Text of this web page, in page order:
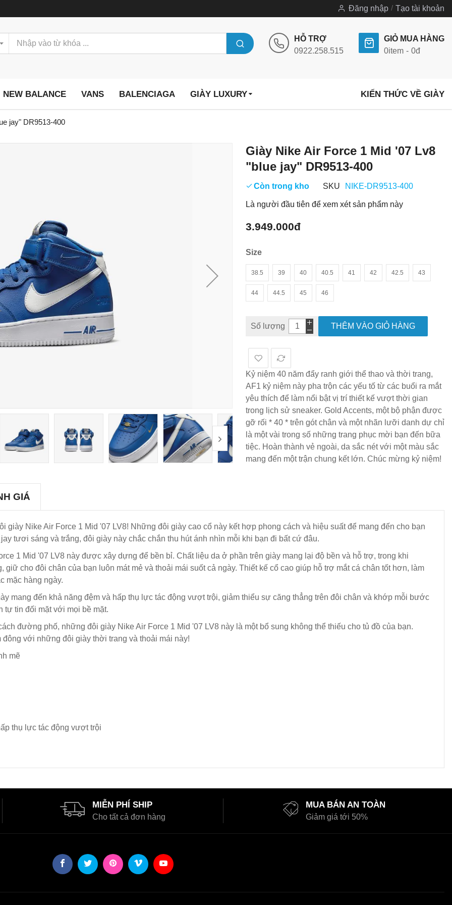
Đăng nhập Tạo tài khoản
HỖ TRỢ
0922.258.515
GIỎ MUA HÀNG
0item 0đ
NEW BALANCE VANS BALENCIAGA GIÀY LUXURY KIẾN THỨC VỀ GIÀY
jay" DR9513-400
Giày Nike Air Force 1 Mid '07 Lv8
"blue jay" DR9513-400
Còn trong kho SKU NIKE-DR9513-400
Là người đầu tiên để xem xét sản phẩm này
3.949.000đ
Size
38.5 39 40 40.5 41 42 42.5 43
44 44.5 45 46
Số lượng THÊM VÀO GIỎ HÀNG
Kỷ niệm 40 năm đẩy ranh giới thể thao và thời trang,
AF1 kỷ niệm này pha trộn các yếu tố từ các buổi ra mắt
yêu thích để làm nổi bật vị trí thiết kế vượt thời gian
trong lịch sử sneaker. Gold Accents, một bộ phận được
gỡ rối * 40 * trên gót chân và một nhãn lưỡi danh dự chỉ
là một vài trong số những trang phục mời bạn đến bữa
tiệc. Hoàn thành vẻ ngoài, da sắc nét với một màu sắc
mang đến một trận chung kết lớn. Chúc mừng kỷ niệm!
Chuyển
hình
GIÁ
giày Nike Air Force 1 Mid '07 LV8! Những đôi giày cao cổ này kết hợp phong cách và hiệu suất để mang đến cho bạn
tươi sáng và trắng, đôi giày này chắc chắn thu hút ánh nhìn mỗi khi bạn đi bất cứ đâu.
1 Mid '07 LV8 này được xây dựng để bền bỉ. Chất liệu da ở phần trên giày mang lại độ bền và hỗ trợ, trong khi
cho đôi chân của bạn luôn mát mẻ và thoải mái suốt cả ngày. Thiết kế cổ cao giúp hỗ trợ mắt cá chân tốt hơn, làm
mặc hàng ngày.
mang đến khả năng đệm và hấp thụ lực tác động vượt trội, giảm thiểu sự căng thẳng trên đôi chân và khớp mỗi bước
tự tin đối mặt với mọi bề mặt.
đường phố, những đôi giày Nike Air Force 1 Mid '07 LV8 này là một bổ sung không thể thiếu cho tủ đồ của bạn.
với những đôi giày thời trang và thoải mái này!
mẽ
thụ lực tác động vượt trội
MIỄN PHÍ SHIP
Cho tất cả đơn hàng
MUA BÁN AN TOÀN
Giảm giá tới 50%